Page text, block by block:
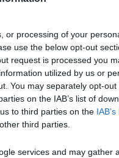
or processing of your
use the below opt-out
request is processed you
utilized by us or
You may separately opt-out
on the IAB’s list of
to third parties on the
third parties.
services and may gather
catez , laghi di
mille